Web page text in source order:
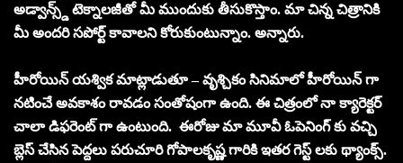
అడ్వాన్స్డ్ టెక్నాలజీతో మీ ముందుకు తీసుకొస్తాం. మా చిన్న చిత్రానికి
మీ అందరి సపోర్ట్ కావాలని కోరుకుంటున్నాం. అన్నారు.
హీరోయిన్ యశ్విక మాట్లాడుతూ – వృశ్చికం సినిమాలో హీరోయిన్ గా
నటించే అవకాశం రావడం సంతోషంగా ఉంది. ఈ చిత్రంలో నా క్యారెక్టర్
చాలా డిఫరెంట్ గా ఉంటుంది. ఈరోజు మా మూవీ ఓపెనింగ్ కు వచ్చి
బ్లెస్ చేసిన పెద్దలు పరుచూరి గోపాలకృష్ణ గారికి ఇతర గెస్ట్ లకు థ్యాంక్స్.